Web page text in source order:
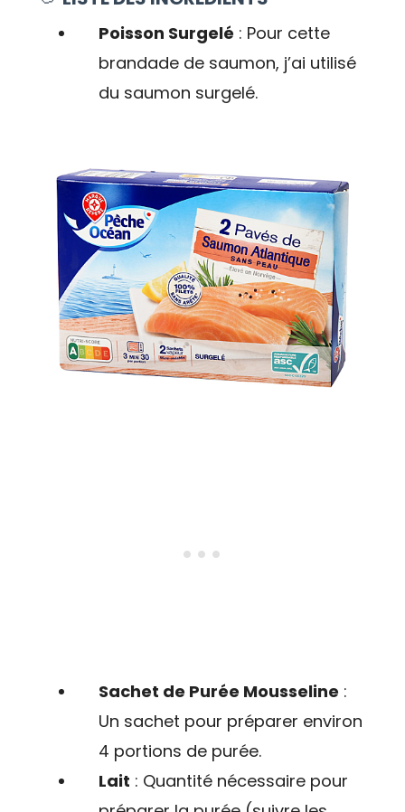
Poisson Surgelé : Pour cette
brandade de saumon, j’ai utilisé
du saumon surgelé.
Sachet de Purée Mousseline :
Un sachet pour préparer environ
4 portions de purée.
Lait : Quantité nécessaire pour